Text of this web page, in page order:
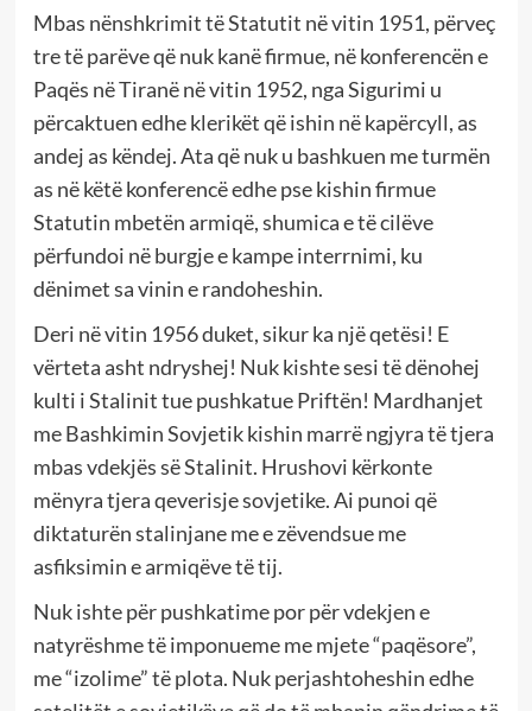
Mbas nënshkrimit të Statutit në vitin 1951, përveç
tre të parëve që nuk kanë firmue, në konferencën e
Paqës në Tiranë në vitin 1952, nga Sigurimi u
përcaktuen edhe klerikët që ishin në kapërcyll, as
andej as këndej. Ata që nuk u bashkuen me turmën
as në këtë konferencë edhe pse kishin firmue
Statutin mbetën armiqë, shumica e të cilëve
përfundoi në burgje e kampe interrnimi, ku
dënimet sa vinin e randoheshin.
Deri në vitin 1956 duket, sikur ka një qetësi! E
vërteta asht ndryshej! Nuk kishte sesi të dënohej
kulti i Stalinit tue pushkatue Priftën! Mardhanjet
me Bashkimin Sovjetik kishin marrë ngjyra të tjera
mbas vdekjës së Stalinit. Hrushovi kërkonte
mënyra tjera qeverisje sovjetike. Ai punoi që
diktaturën stalinjane me e zëvendsue me
asfiksimin e armiqëve të tij.
Nuk ishte për pushkatime por për vdekjen e
natyrëshme të imponueme me mjete “paqësore”,
me “izolime” të plota. Nuk perjashtoheshin edhe